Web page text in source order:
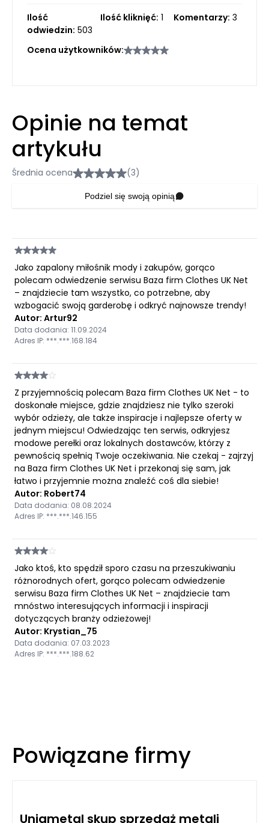
Ilość
odwiedzin: 503
Ilość kliknięć: 1 Komentarzy: 3
Ocena użytkowników:
Opinie na temat
artykułu
Średnia ocena (3)
Podziel się swoją opinią
Jako zapalony miłośnik mody i zakupów, gorąco
polecam odwiedzenie serwisu Baza firm Clothes UK Net
– znajdziecie tam wszystko, co potrzebne, aby
wzbogacić swoją garderobę i odkryć najnowsze trendy!
Autor: Artur92
Data dodania: 11.09.2024
Adres IP: ***.***.168.184
Z przyjemnością polecam Baza firm Clothes UK Net - to
doskonałe miejsce, gdzie znajdziesz nie tylko szeroki
wybór odzieży, ale także inspiracje i najlepsze oferty w
jednym miejscu! Odwiedzając ten serwis, odkryjesz
modowe perełki oraz lokalnych dostawców, którzy z
pewnością spełnią Twoje oczekiwania. Nie czekaj - zajrzyj
na Baza firm Clothes UK Net i przekonaj się sam, jak
łatwo i przyjemnie można znaleźć coś dla siebie!
Autor: Robert74
Data dodania: 08.08.2024
Adres IP: ***.***.146.155
Jako ktoś, kto spędził sporo czasu na przeszukiwaniu
różnorodnych ofert, gorąco polecam odwiedzenie
serwisu Baza firm Clothes UK Net – znajdziecie tam
mnóstwo interesujących informacji i inspiracji
dotyczących branży odzieżowej!
Autor: Krystian_75
Data dodania: 07.03.2023
Adres IP: ***.***.188.62
Powiązane firmy
Uniqmetal skup sprzedaż metali